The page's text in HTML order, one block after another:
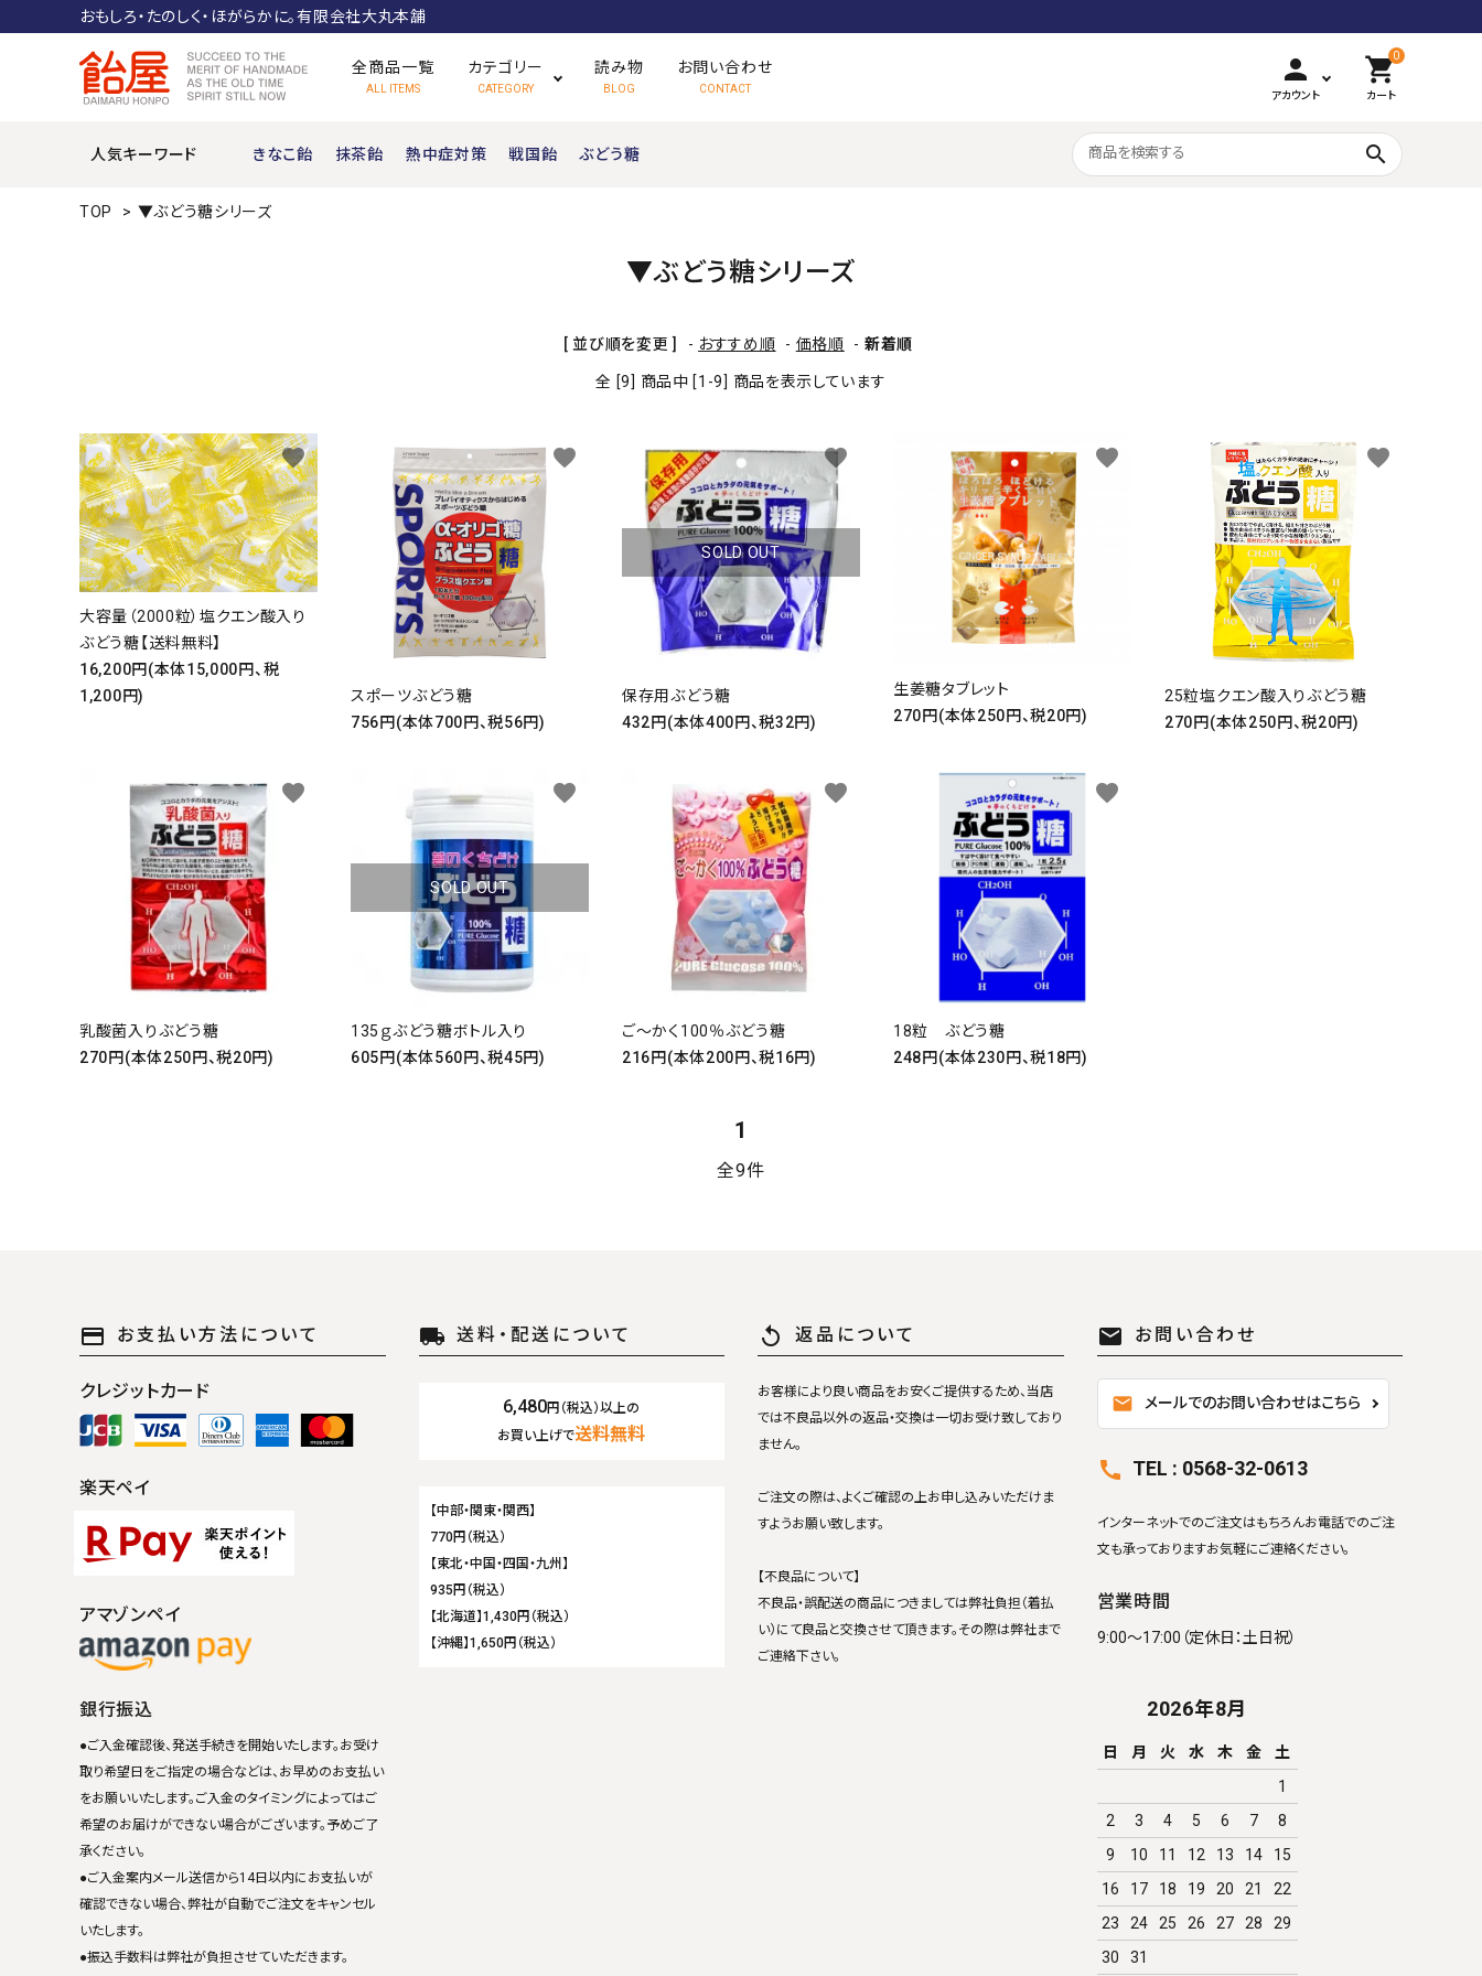
おもしろ・たのしく・ほがらかに。有限会社大丸本舗
全商品一覧
ALL ITEMS
カテゴリー
CATEGORY
フルーツキャンディ
読み物
BLOG
お問い合わせ
CONTACT
person
アカウント
0
shopping_cart
カート
人気キーワード きなこ飴 抹茶飴 熱中症対策 戦国飴 ぶどう糖 search
TOP > ▼ぶどう糖シリーズ
▼ぶどう糖シリーズ
[ 並び順を変更 ] - おすすめ順 - 価格順 - 新着順
全 [9] 商品中 [1-9] 商品を表示しています
大容量（2000粒）塩クエン酸入り
ぶどう糖【送料無料】
16,200円(本体15,000円、税
1,200円)
favorite
スポーツぶどう糖
756円(本体700円、税56円)
favorite
SOLD OUT
保存用ぶどう糖
432円(本体400円、税32円)
favorite
生姜糖タブレット
270円(本体250円、税20円)
favorite
25粒塩クエン酸入りぶどう糖
270円(本体250円、税20円)
favorite
乳酸菌入りぶどう糖
270円(本体250円、税20円)
favorite
SOLD OUT
135ｇぶどう糖ボトル入り
605円(本体560円、税45円)
favorite
ご～かく100％ぶどう糖
216円(本体200円、税16円)
favorite
18粒 ぶどう糖
248円(本体230円、税18円)
favorite
1
全9件
close
payment お支払い方法について
クレジットカード
楽天ペイ
アマゾンペイ
銀行振込
●ご入金確認後、発送手続きを開始いたします。お受け
取り希望日をご指定の場合などは、お早めのお支払い
をお願いいたします。ご入金のタイミングによってはご
希望のお届けができない場合がございます。予めご了
承ください。
●ご入金案内メール送信から14日以内にお支払いが
確認できない場合、弊社が自動でご注文をキャンセル
いたします。
●振込手数料は弊社が負担させていただきます。
local_shipping 送料・配送について
6,480円（税込）以上の
お買い上げで送料無料
【中部・関東・関西】
770円（税込）
【東北・中国・四国・九州】
935円（税込）
【北海道】1,430円（税込）
【沖縄】1,650円（税込）
replay 返品について
お客様により良い商品をお安くご提供するため、当店
では不良品以外の返品・交換は一切お受け致しており
ません。
ご注文の際は、よくご確認の上お申し込みいただけま
すようお願い致します。
【不良品について】
不良品・誤配送の商品につきましては弊社負担（着払
い）にて良品と交換させて頂きます。その際は弊社まで
ご連絡下さい。
mail お問い合わせ
mail メールでのお問い合わせはこちら
call TEL : 0568-32-0613
インターネットでのご注文はもちろんお電話でのご注
文も承っておりますお気軽にご連絡ください。
営業時間
9:00～17:00（定休日：土日祝）
2026年8月
日 月 火 水 木 金
土
1
2
3 4 5 6 7
8
9
10 11 12 13 14
15
16
17 18 19 20 21
22
23
24 25 26 27 28
29
30
31